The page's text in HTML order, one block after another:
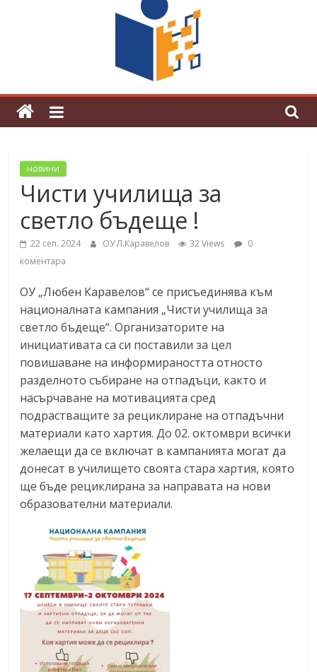
граници“
Магията на Андерсен оживя в ОУ
„Любен Каравелов“
новини
Чисти училища за
светло бъдеще !
22 сеп. 2024 ОУ Л.Каравелов 32 Views
0
коментара
ОУ „Любен Каравелов“ се присъединява към
националната кампания „Чисти училища за
светло бъдеще“. Организаторите на
инициативата са си поставили за цел
повишаване на информираността относто
разделното събиране на отпадъци, както и
насърчаване на мотивацията сред
подрастващите за рециклиране на отпадъчни
материали като хартия. До 02. октомври всички
желаещи да се включат в кампанията могат да
донесат в училището своята стара хартия, която
ще бъде рециклирана за направата на нови
образователни материали.